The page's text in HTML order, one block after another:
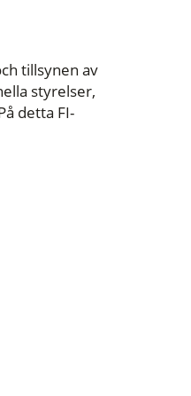
tillsynen av
styrelser,
detta FI-